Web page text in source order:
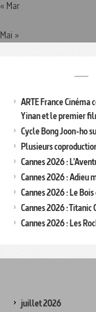
« Mar
Mai »
ARTE France
Yinan et le premier
Cycle Bong Joon-ho
Plusieurs
Cannes 2026 :
Cannes 2026 : Adieu
Cannes 2026 : Le
Cannes 2026 :
Cannes 2026 : Les
juillet 2026